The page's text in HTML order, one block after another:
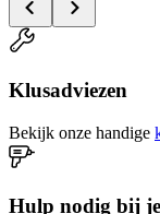
Klusadviezen
Bekijk onze handige
Hulp nodig bij